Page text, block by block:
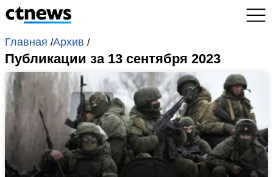
Главная /Архив /
Публикации за 13 сентября 2023